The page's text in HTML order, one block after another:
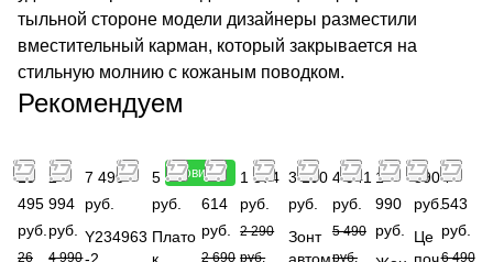
тыльной стороне модели дизайнеры разместили
вместительный карман, который закрывается на
стильную молнию с кожаным поводком.
Рекомендуем
13
495
руб.
26
2
994
руб.
4 990
7 490
руб.
Y234963
Новинка
5 990
руб.
Плато
1
614
руб.
2 690
1 374
руб.
2 290
руб.
3 190
руб.
Зонт
4 941
руб.
5 490
руб.
1
990
руб.
890
руб.
Це
4
543
руб.
6 490